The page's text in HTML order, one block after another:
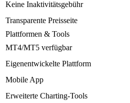
Keine Inaktivitätsgebühr
Transparente Preisseite
Plattformen & Tools
MT4/MT5 verfügbar
Eigenentwickelte Plattform
Mobile App
Erweiterte Charting-Tools